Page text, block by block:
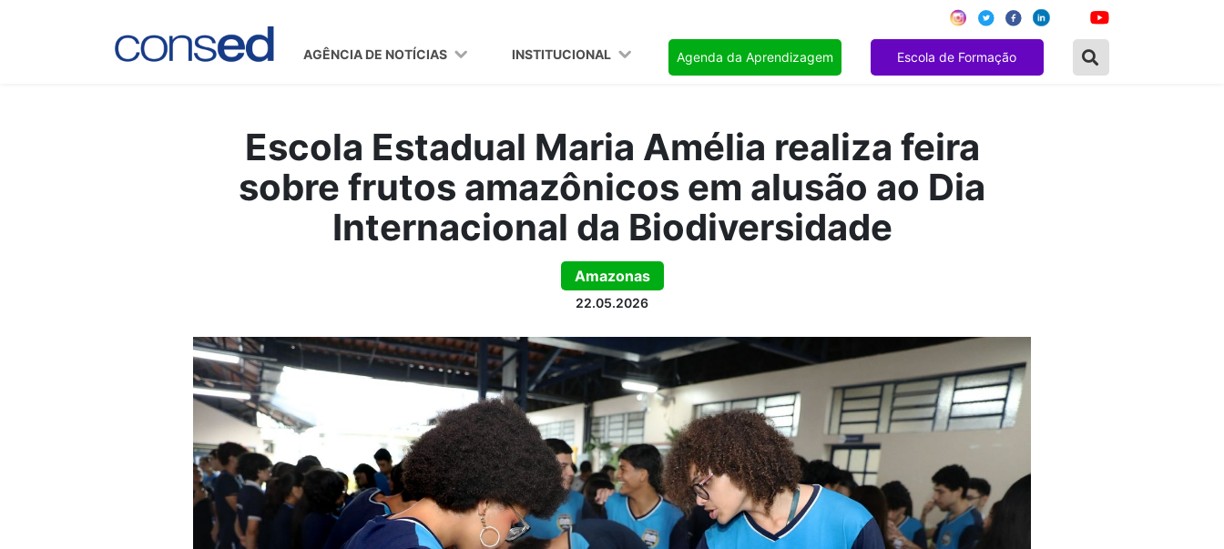
AGÊNCIA DE NOTÍCIAS INSTITUCIONAL Agenda da Aprendizagem Escola de Formação
Escola Estadual Maria Amélia realiza feira
sobre frutos amazônicos em alusão ao Dia
Internacional da Biodiversidade
Amazonas
22.05.2026